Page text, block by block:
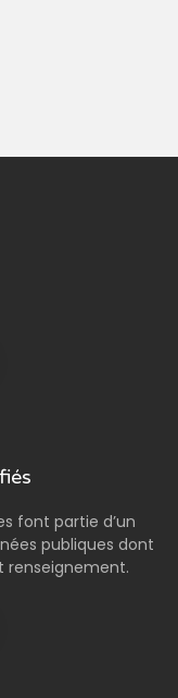
font partie d’un
publiques dont
renseignement.